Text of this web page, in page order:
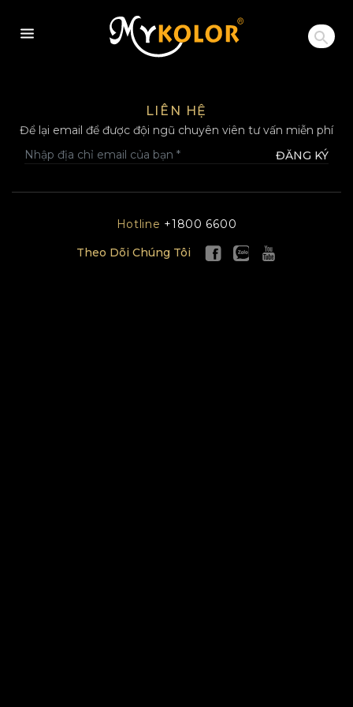
MYKOLOR
LIÊN HỆ
Để lại email để được đội ngũ chuyên viên tư vấn miễn phí
ĐĂNG KÝ
Hotline +1800 6600
Theo Dõi Chúng Tôi